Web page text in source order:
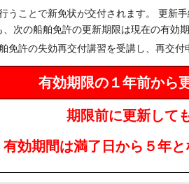
うことで新免状が交付されます。 更新
次の船舶免許の更新期限は現在の有効期
免許の失効再交付講習を受講し、再交付
有効期限の１年前から
期限前に更新しても
有効期間は満了日から５年